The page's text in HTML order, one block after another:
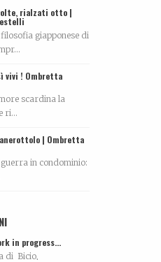
rialzati otto |
giapponese di
vivi ! Ombretta
scardina la
ri...
| Ombretta
guerra in condominio:
in progress…
di Bicio,